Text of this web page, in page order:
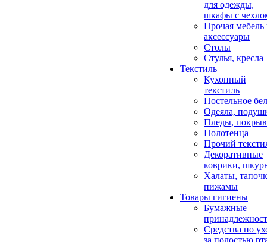
для одежды,
шкафы с
Прочая мебель
аксессуары
Столы
Стулья, кресла
Текстиль
Кухонный
текстиль
Постельное
Одеяла,
Пледы,
Полотенца
Прочий
Декоративные
коврики,
Халаты,
пижамы
Товары гигиены
Бумажные
Средства по
за полостью